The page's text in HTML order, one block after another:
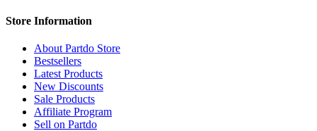
Store Information
About Partdo Store
Bestsellers
Latest Products
New Discounts
Sale Products
Affiliate Program
Sell on Partdo